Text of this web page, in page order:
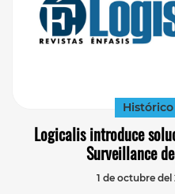
Histórico
Logicalis introduce
Surveillance
1 de octubre del